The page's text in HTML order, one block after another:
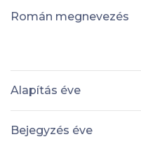
Román megnevezés
Alapítás éve
Bejegyzés éve